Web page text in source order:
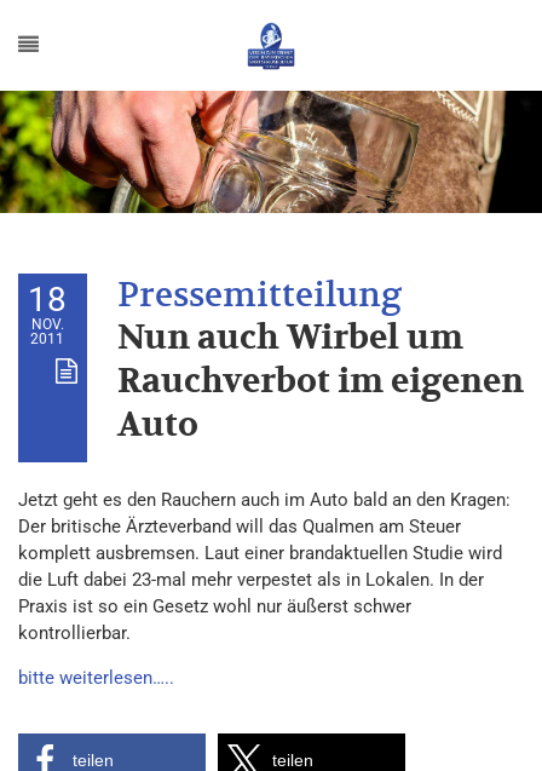
18
NOV.
2011
Nun auch Wirbel um
Rauchverbot im eigenen
Auto
Jetzt geht es den Rauchern auch im Auto bald an den Kragen:
Der britische Ärzteverband will das Qualmen am Steuer
komplett ausbremsen. Laut einer brandaktuellen Studie wird
die Luft dabei 23-mal mehr verpestet als in Lokalen. In der
Praxis ist so ein Gesetz wohl nur äußerst schwer
kontrollierbar.
bitte weiterlesen…..
teilen teilen